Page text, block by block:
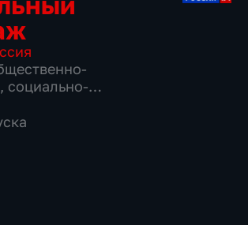
, социально-
выпуска